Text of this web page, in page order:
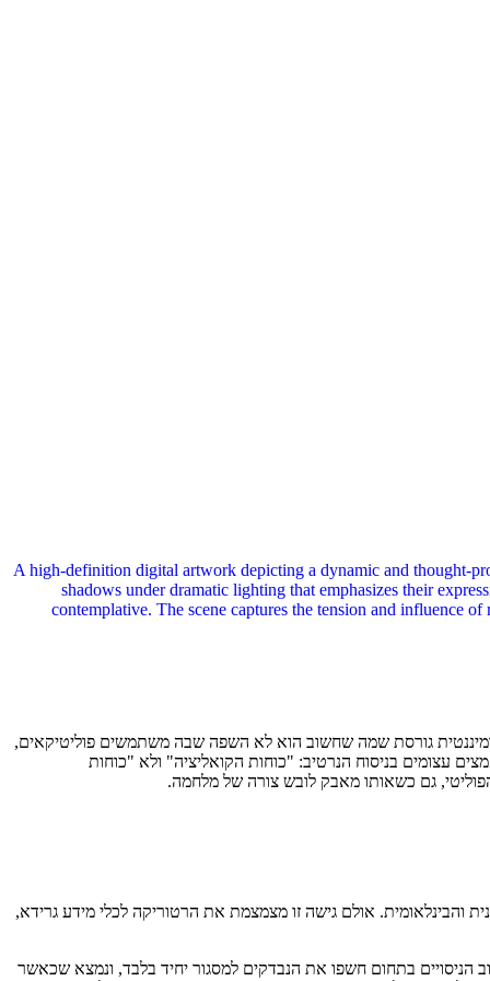
גורסת שמה שחשוב הוא לא השפה שבה משתמשים פוליטיקאים,
הפוליטית מכחישה הנחה זו. כאשר מינהל בוש ניהל את מלחמת עיראק ב-2003, הוא השקיע מאמצים עצומים בניסוח הנרטיב: "כוחות הקואליציה" ולא "כוחות
גם כשאותו מאבק לובש צורה של מלחמה.
והבינלאומית. אולם גישה זו מצמצמת את הרטוריקה לכלי מידע גרידא,
הניסויים בתחום חשפו את הנבדקים למסגור יחיד בלבד, ונמצא שכאשר